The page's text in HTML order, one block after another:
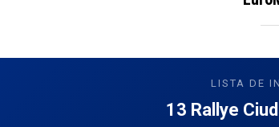
LISTA DE
13 Rallye